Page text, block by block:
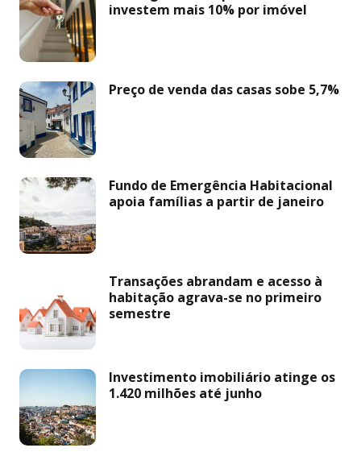
investem mais 10% por imóvel
Preço de venda das casas sobe 5,7%
Fundo de Emergência Habitacional
apoia famílias a partir de janeiro
Transações abrandam e acesso à
habitação agrava-se no primeiro
semestre
Investimento imobiliário atinge os
1.420 milhões até junho